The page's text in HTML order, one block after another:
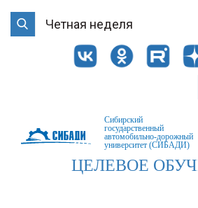
Четная неделя
Сибирский
государственный
автомобильно-дорожный
университет (СИБАДИ)
ЦЕЛЕВОЕ